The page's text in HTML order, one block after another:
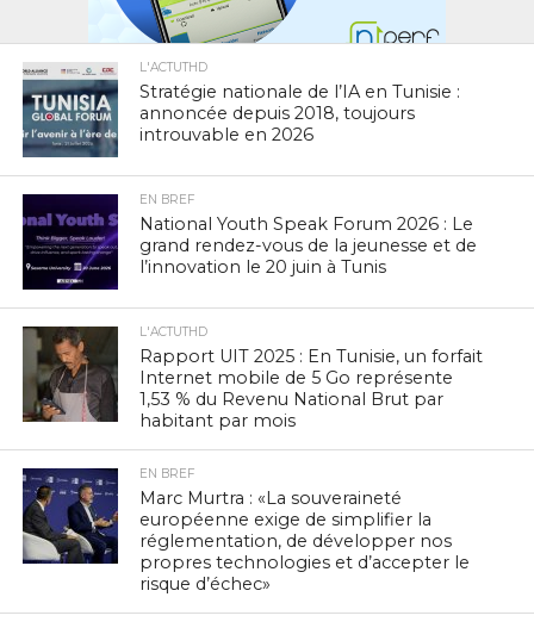
L'ACTUTHD
Stratégie nationale de l’IA en Tunisie :
annoncée depuis 2018, toujours
introuvable en 2026
EN BREF
National Youth Speak Forum 2026 : Le
grand rendez-vous de la jeunesse et de
l’innovation le 20 juin à Tunis
L'ACTUTHD
Rapport UIT 2025 : En Tunisie, un forfait
Internet mobile de 5 Go représente
1,53 % du Revenu National Brut par
habitant par mois
EN BREF
Marc Murtra : «La souveraineté
européenne exige de simplifier la
réglementation, de développer nos
propres technologies et d’accepter le
risque d’échec»